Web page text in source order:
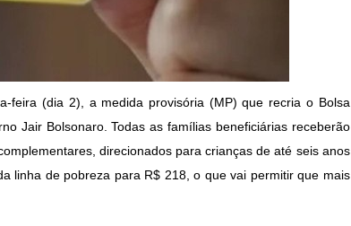
feira (dia 2), a medida provisória (MP) que recria o Bolsa
Jair Bolsonaro. Todas as famílias beneficiárias receberão
direcionados para crianças de até seis anos
linha de pobreza para R$ 218, o que vai permitir que mais